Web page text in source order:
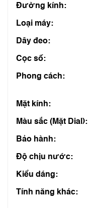
Đường kính:
Loại máy:
Dây đeo:
Cọc số:
Phong cách:
Mặt kính:
Màu sắc (Mặt Dial):
Bảo hành:
Độ chịu nước:
Kiểu dáng:
Tính năng khác: